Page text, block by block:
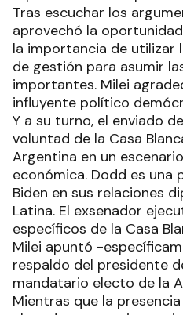
Tras escuchar los
aprovechó la
la importancia de utilizar
de gestión para asumir
importantes. Milei
influyente político
Y a su turno, el enviado
voluntad de la Casa
Argentina en un
económica. Dodd es una
Biden en sus relaciones
Latina. El exsenador
específicos de la Casa
Milei apuntó -
respaldo del presidente
mandatario electo de la
Mientras que la